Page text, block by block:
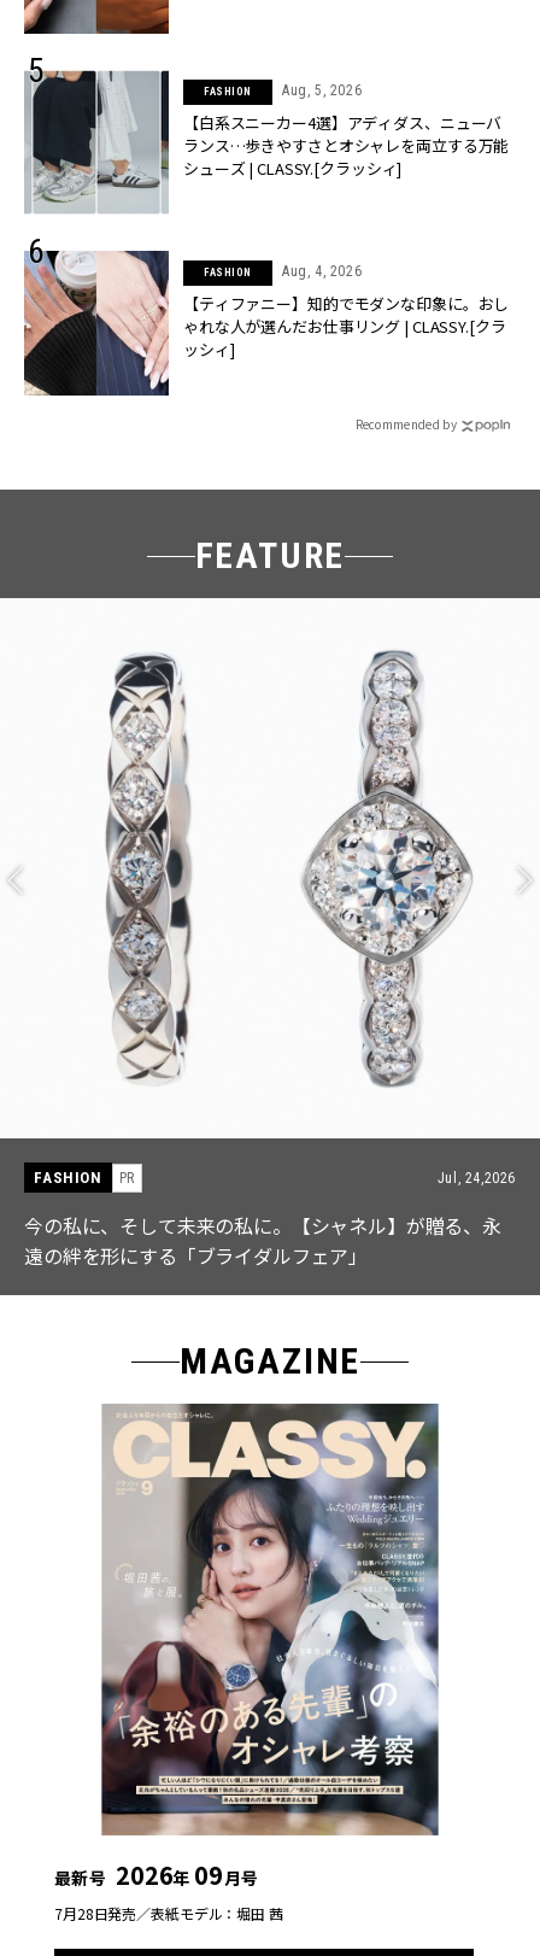
FASHION Aug, 5, 2026
【白系スニーカー4選】アディダス、ニューバ
ランス…歩きやすさとオシャレを両立する万能
シューズ | CLASSY.[クラッシィ]
FASHION Aug, 4, 2026
【ティファニー】知的でモダンな印象に。おし
ゃれな人が選んだお仕事リング | CLASSY.[クラ
ッシィ]
Recommended by
FEATURE
FASHION PR Jul, 15,2026
【ICB】人気インフルエンサーと共同制作! 週5で着たく
なる「名品ブラウス」２選
MAGAZINE
最新号 2026年 09月号
7月28日発売／表紙モデル：堀田 茜